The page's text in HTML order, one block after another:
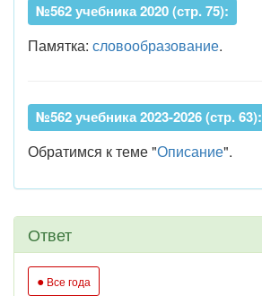
№562 учебника 2020 (стр. 75):
Памятка: словообразование.
№562 учебника 2023-2026 (стр. 63):
Обратимся к теме "Описание".
Ответ
● Все года